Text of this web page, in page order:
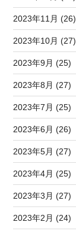
2023年11月 (26)
2023年10月 (27)
2023年9月 (25)
2023年8月 (27)
2023年7月 (25)
2023年6月 (26)
2023年5月 (27)
2023年4月 (25)
2023年3月 (27)
2023年2月 (24)